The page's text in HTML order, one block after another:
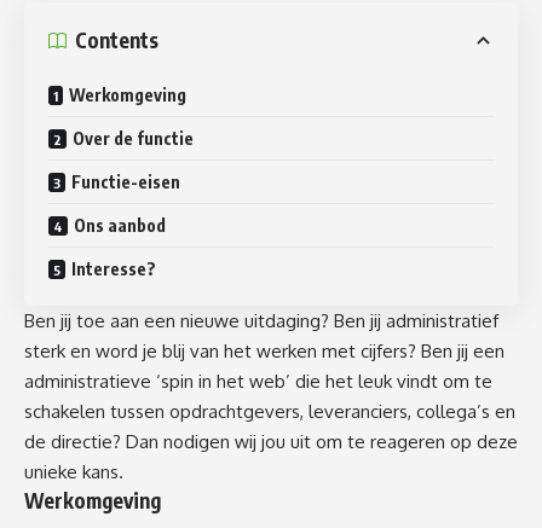
Contents
Werkomgeving
Over de functie
Functie-eisen
Ons aanbod
Interesse?
Ben jij toe aan een nieuwe uitdaging? Ben jij administratief
sterk en word je blij van het werken met cijfers? Ben jij een
administratieve ‘spin in het web’ die het leuk vindt om te
schakelen tussen opdrachtgevers, leveranciers, collega’s en
de directie? Dan nodigen wij jou uit om te reageren op deze
unieke kans.
Werkomgeving